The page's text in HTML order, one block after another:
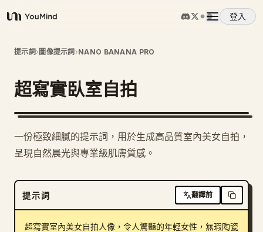
YouMind
登入
概覽
使用案例
定價
提示詞› 圖像提示詞 ›NANO BANANA PRO
超寫實臥室自拍
一份極致細膩的提示詞，用於生成高品質室內美女自拍，
呈現自然晨光與專業級肌膚質感。
提示詞 翻譯前
超寫實室內美女自拍人像，令人驚豔的年輕女性，無瑕陶瓷